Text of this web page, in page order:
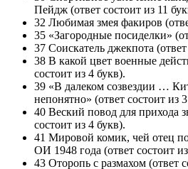
Пейдж (ответ состоит из 11
32 Любимая змея факиров
35 «Загородные посиделки»
37 Соискатель джекпота
38 В какой цвет военные
состоит из 4 букв).
39 «В далеком созвездии …
непонятно» (ответ состоит из
40 Веский повод для прихода
состоит из 4 букв).
41 Мировой комик, чей отец
ОИ 1948 года (ответ состоит
43 Оторопь с размахом (ответ